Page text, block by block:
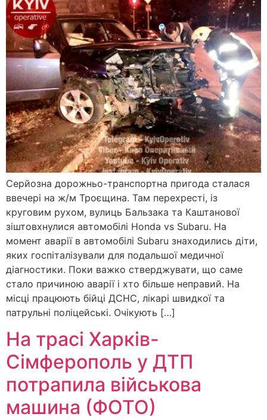
Серйозна дорожньо-транспортна пригода сталася
ввечері на ж/м Троєщина. Там перехресті, із
круговим рухом, вулиць Бальзака та Каштанової
зіштовхнулися автомобілі Honda vs Subaru. На
момент аварії в автомобілі Subaru знаходились діти,
яких госпіталізували для подальшої медичної
діагностики. Поки важко стверджувати, що саме
стало причиною аварії і хто більше неправий. На
місці працюють бійці ДСНС, лікарі швидкої та
патрульні поліцейські. Очікують […]
На трасі Харків-
Сімферополь у ДТП
потрапила військова
машина (ФОТО)